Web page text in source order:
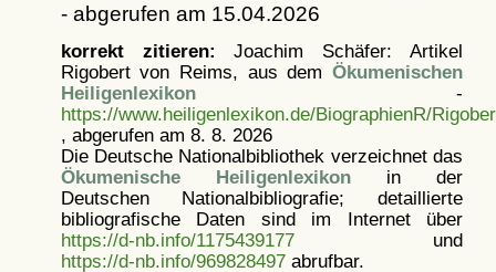
- abgerufen am 15.04.2026
korrekt zitieren: Joachim Schäfer: Artikel
Rigobert von Reims, aus dem Ökumenischen
Heiligenlexikon-
https://www.heiligenlexikon.de/BiographienR/
, abgerufen am 8. 8. 2026
Die Deutsche Nationalbibliothek verzeichnet das
Ökumenische Heiligenlexikonin der
Deutschen Nationalbibliografie; detaillierte
bibliografische Daten sind im Internet über
https://d-nb.info/1175439177und
https://d-nb.info/969828497abrufbar.